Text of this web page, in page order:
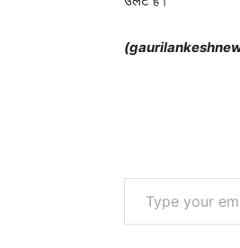
(
Type your email…